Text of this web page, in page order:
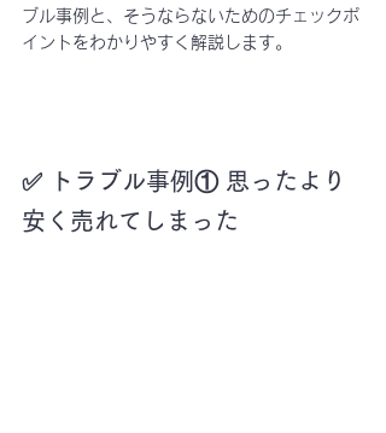
ブル事例と、そうならないためのチェックポ
イント をわかりやすく解説します。
✅ トラブル事例① 思ったより
安く売れてしまった